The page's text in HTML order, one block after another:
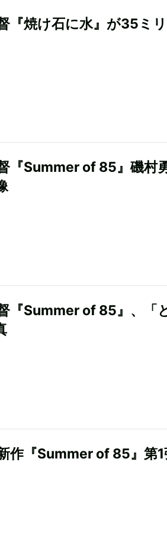
『焼け石に水』が35ミ
『Summer of 85』磯村
『Summer of 85』、「
作『Summer of 85』第1